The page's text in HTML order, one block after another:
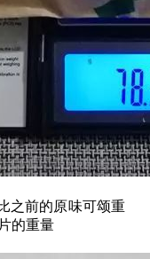
之前的原味可颂重
的重量